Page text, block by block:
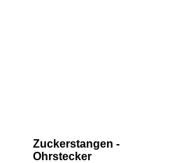
Zuckerstangen -
Ohrstecker